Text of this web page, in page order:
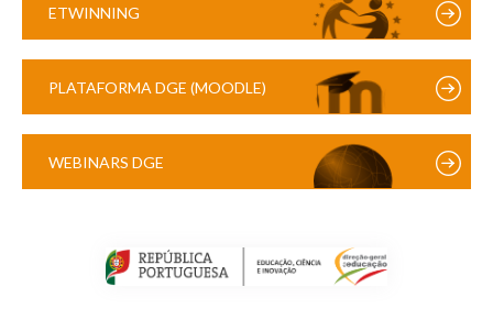
ETWINNING
PLATAFORMA DGE (MOODLE)
WEBINARS DGE